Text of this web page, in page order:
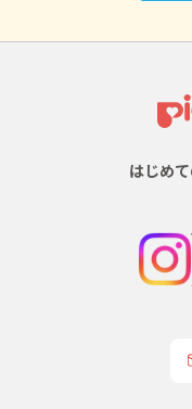
はじめ